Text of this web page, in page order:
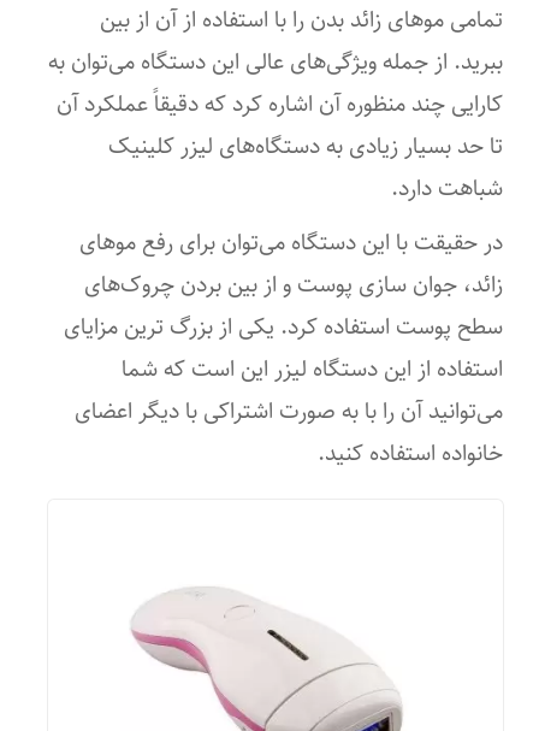
تمامی موهای زائد بدن را با استفاده از آن از بین
ببرید. از جمله ویژگی‌های عالی این دستگاه می‌توان به
کارایی چند منظوره آن اشاره کرد که دقیقاً عملکرد آن
تا حد بسیار زیادی به دستگاه‌های لیزر کلینیک
شباهت دارد.
در حقیقت با این دستگاه می‌توان برای رفع موهای
زائد، جوان‌ سازی پوست و از بین بردن چروک‌های
سطح پوست استفاده کرد. یکی از بزرگ ‌ترین مزایای
استفاده از این دستگاه لیزر این است که شما
می‌توانید آن را با به‌ صورت اشتراکی با دیگر اعضای
خانواده استفاده کنید.